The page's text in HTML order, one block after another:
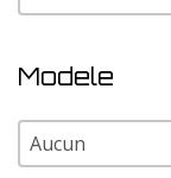
Modele
Modele
Modele